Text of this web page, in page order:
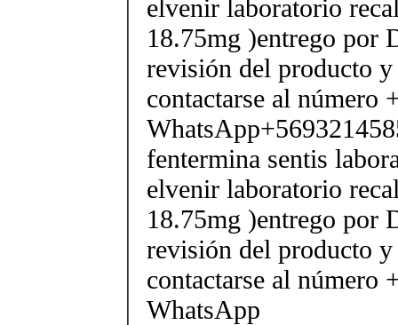
elvenir laboratorio
18.75mg )entrego por
revisión del producto
contactarse al número
fentermina sentis
elvenir laboratorio
18.75mg )entrego por
revisión del producto
contactarse al número
WhatsApp